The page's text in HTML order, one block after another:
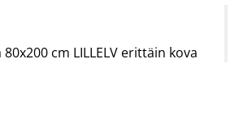
cm LILLELV erittäin kova